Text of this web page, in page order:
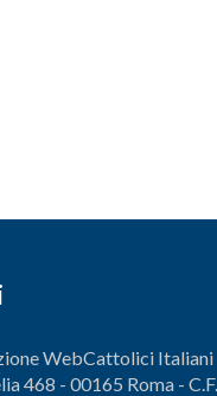
WebCattolici Italiani
468 - 00165 Roma - C.F.